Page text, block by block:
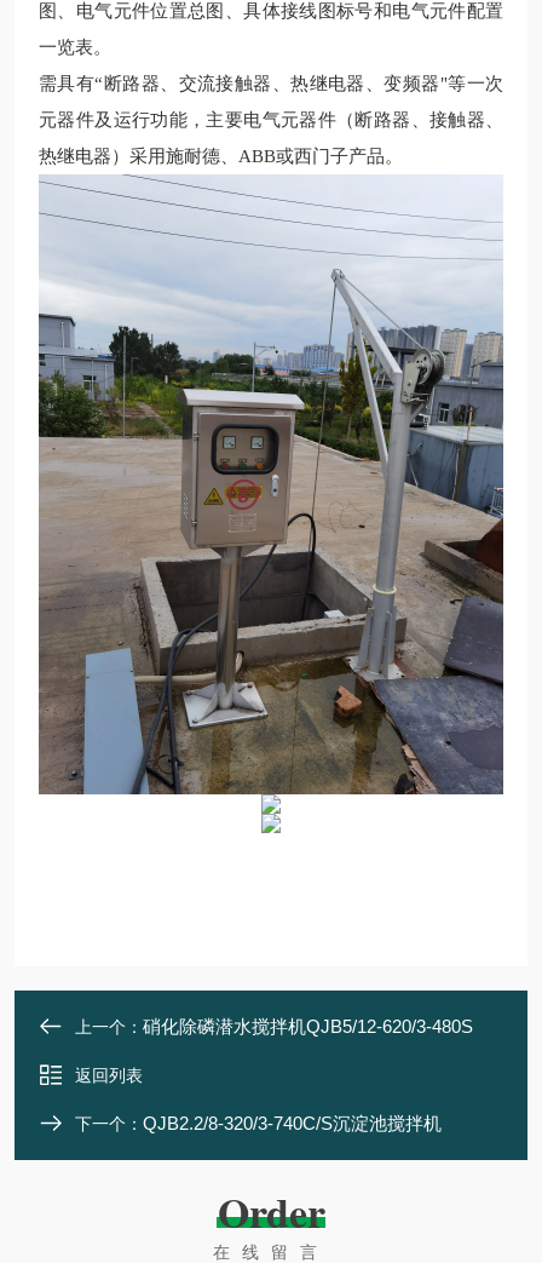
图、电气元件位置总图、具体接线图标号和电气元件配置
一览表。
需具有“断路器、交流接触器、热继电器、变频器"等一次
元器件及运行功能，主要电气元器件（断路器、接触器、
热继电器）采用施耐德、 ABB或西门子产品。
上一个： 硝化除磷潜水搅拌机QJB5/12-620/3-480S
返回列表
下一个： QJB2.2/8-320/3-740C/S沉淀池搅拌机
Order
在线留言